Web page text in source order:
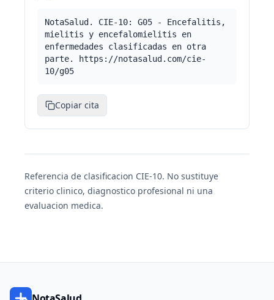
NotaSalud. CIE-10: G05 - Encefalitis,
mielitis y encefalomielitis en
enfermedades clasificadas en otra
parte. https://notasalud.com/cie-
10/g05
Copiar cita
Referencia de clasificacion CIE-10. No sustituye
criterio clinico, diagnostico profesional ni una
evaluacion medica.